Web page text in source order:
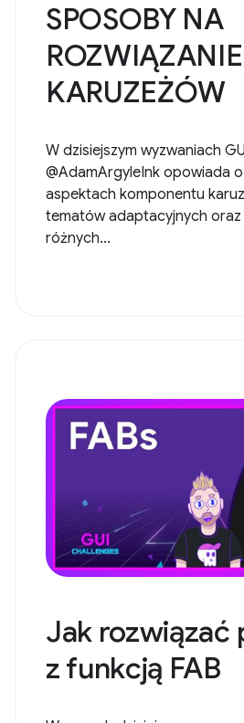
SPOSOBY NA
ROZWIĄZANIE
KARUZEŻÓW
W dzisiejszym wyzwaniach
@AdamArgyleInk opowiada
aspektach komponentu
tematów adaptacyjnych
różnych...
Jak rozwiązać
z funkcją FAB